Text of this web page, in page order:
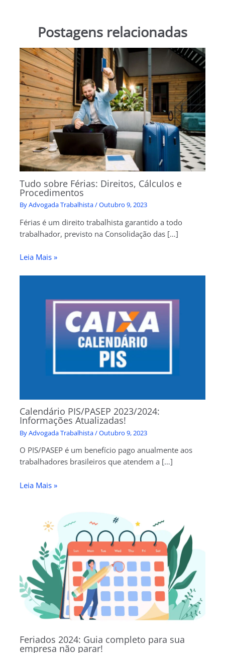
Postagens relacionadas
Tudo sobre Férias: Direitos, Cálculos e
Procedimentos
ByAdvogada Trabalhista/Outubro 9, 2023
Férias é um direito trabalhista garantido a todo
trabalhador, previsto na Consolidação das […]
Leia Mais »
Calendário PIS/PASEP 2023/2024:
Informações Atualizadas!
ByAdvogada Trabalhista/Outubro 9, 2023
O PIS/PASEP é um benefício pago anualmente aos
trabalhadores brasileiros que atendem a […]
Leia Mais »
Feriados 2024: Guia completo para sua
empresa não parar!